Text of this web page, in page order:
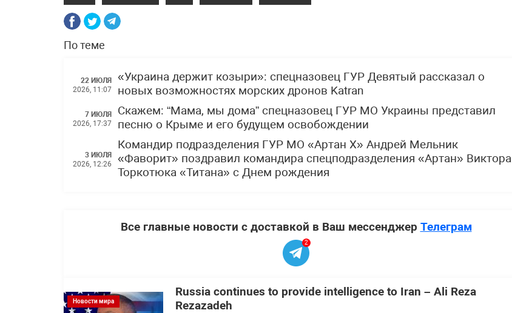
По теме
22 ИЮЛЯ
2026, 11:07
«Украина держит козыри»: спецназовец ГУР Девятый рассказал о
новых возможностях морских дронов Katran
7 ИЮЛЯ
2026, 17:37
Скажем: “Мама, мы дома” спецназовец ГУР МО Украины представил
песню о Крыме и его будущем освобождении
3 ИЮЛЯ
2026, 12:26
Командир подразделения ГУР МО «Артан Х» Андрей Мельник
«Фаворит» поздравил командира спецподразделения «Артан» Виктора
Торкотюка «Титана» с Днем рождения
Все главные новости с доставкой в Ваш мессенджер Телеграм
2
Новости мира
Russia continues to provide intelligence to Iran – Ali Reza
Rezazadeh